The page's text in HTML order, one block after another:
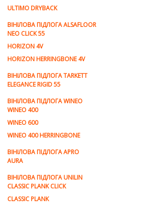
ULTIMO DRYBACK
ВІНІЛОВА ПІДЛОГА ALSAFLOOR
NEO CLICK 55
HORIZON 4V
HORIZON HERRINGBONE 4V
ВІНІЛОВА ПІДЛОГА TARKETT
ELEGANCE RIGID 55
ВІНІЛОВА ПІДЛОГА WINEO
WINEO 400
WINEO 600
WINEO 400 HERRINGBONE
ВІНІЛОВА ПІДЛОГА APRO
AURA
ВІНІЛОВА ПІДЛОГА UNILIN
CLASSIC PLANK CLICK
CLASSIC PLANK